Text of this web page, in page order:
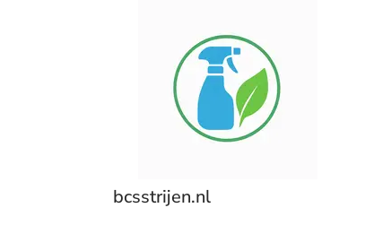
bcsstrijen.nl